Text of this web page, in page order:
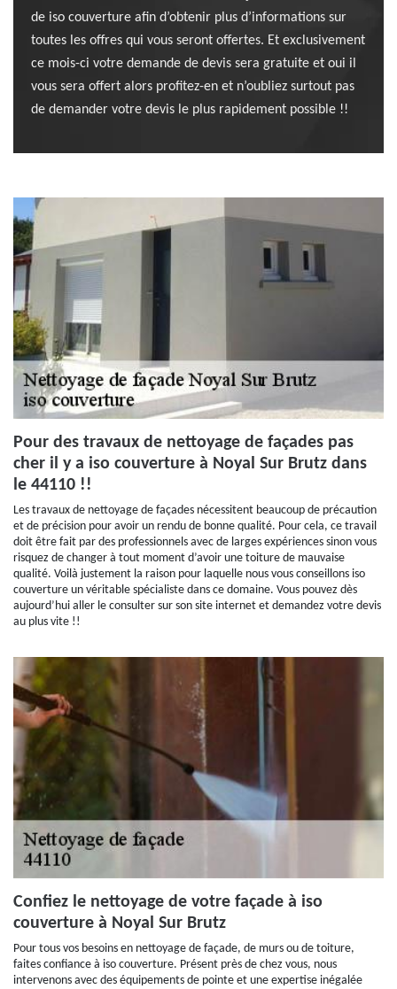
de iso couverture afin d’obtenir plus d’informations sur
toutes les offres qui vous seront offertes. Et exclusivement
ce mois-ci votre demande de devis sera gratuite et oui il
vous sera offert alors profitez-en et n’oubliez surtout pas
de demander votre devis le plus rapidement possible !!
Pour des travaux de nettoyage de façades pas
cher il y a iso couverture à Noyal Sur Brutz dans
le 44110 !!
Les travaux de nettoyage de façades nécessitent beaucoup de précaution
et de précision pour avoir un rendu de bonne qualité. Pour cela, ce travail
doit être fait par des professionnels avec de larges expériences sinon vous
risquez de changer à tout moment d’avoir une toiture de mauvaise
qualité. Voilà justement la raison pour laquelle nous vous conseillons iso
couverture un véritable spécialiste dans ce domaine. Vous pouvez dès
aujourd’hui aller le consulter sur son site internet et demandez votre devis
au plus vite !!
Confiez le nettoyage de votre façade à iso
couverture à Noyal Sur Brutz
Pour tous vos besoins en nettoyage de façade, de murs ou de toiture,
faites confiance à iso couverture. Présent près de chez vous, nous
intervenons avec des équipements de pointe et une expertise inégalée